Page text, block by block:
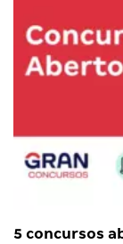
5 concursos